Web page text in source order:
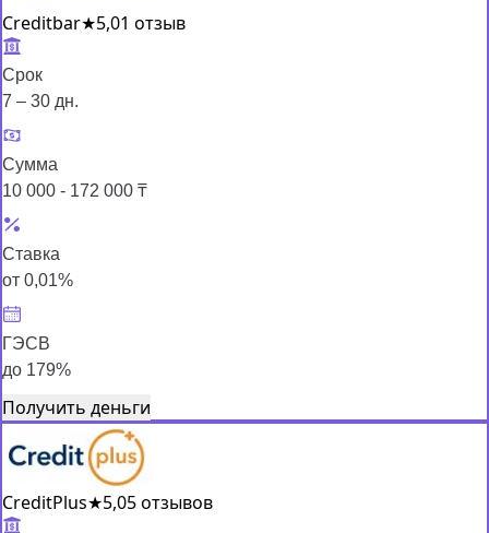
Creditbar★5,01 отзыв
Срок
7 – 30 дн.
Сумма
10 000 - 172 000 ₸
Ставка
от 0,01%
ГЭСВ
до 179%
Получить деньги
CreditPlus★5,05 отзывов